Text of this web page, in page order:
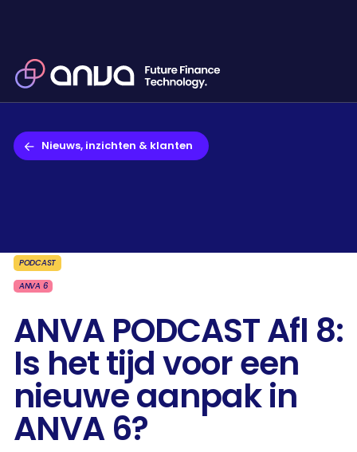
Nieuws, inzichten & klanten
PODCAST
ANVA 6
ANVA PODCAST Afl 8:
Is het tijd voor een
nieuwe aanpak in
ANVA 6?